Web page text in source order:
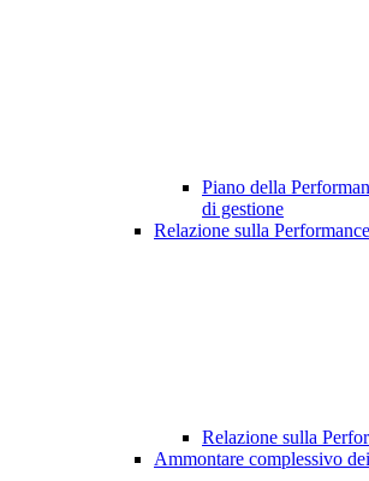
Piano della
di gestione
Relazione sulla Performance
Relazione sulla
Ammontare complessivo